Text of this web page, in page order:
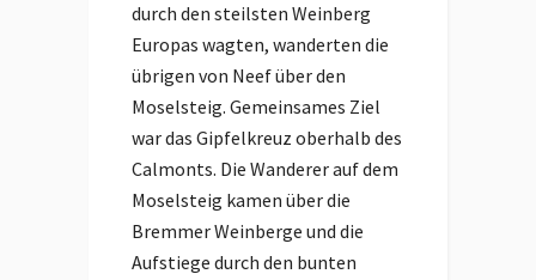
durch den steilsten Weinberg
Europas wagten, wanderten die
übrigen von Neef über den
Moselsteig. Gemeinsames Ziel
war das Gipfelkreuz oberhalb des
Calmonts. Die Wanderer auf dem
Moselsteig kamen über die
Bremmer Weinberge und die
Aufstiege durch den bunten